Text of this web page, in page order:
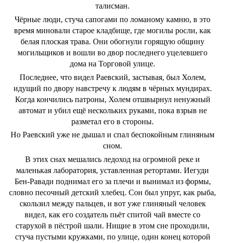
талисман.
Чёрные люди, стуча сапогами по ломаному камню, в это
время миновали старое кладбище, где могилы росли, как
белая плоская трава. Они обогнули горящую общину
могильщиков и вошли во двор последнего уцелевшего
дома на Торговой улице.
Последнее, что видел Раевский, застывая, был Холем,
идущий по двору навстречу к людям в чёрных мундирах.
Когда кончились патроны, Холем отшвырнул ненужный
автомат и убил ещё нескольких руками, пока взрыв не
разметал его в стороны.
Но Раевский уже не дышал и спал беспокойным глиняным
сном.
В этих снах мешались ледоход на огромной реке и
маленькая лаборатория, уставленная ретортами. Иегуди
Бен-Равади поднимал его за плечи и вынимал из формы,
словно песочный детский хлебец. Сон был упруг, как рыба,
скользил между пальцев, и вот уже глиняный человек
видел, как его создатель пьёт спитой чай вместе со
старухой в пёстрой шали. Нищие в этом сне проходили,
стуча пустыми кружками, по улице, один конец которой